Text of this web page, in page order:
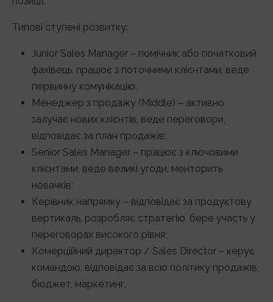
Типові ступені розвитку:
Junior Sales Manager – помічник або початковий
фахівець, працює з поточними клієнтами, веде
первинну комунікацію;
Менеджер з продажу (Middle) – активно
залучає нових клієнтів, веде переговори,
відповідає за план продажів;
Senior Sales Manager – працює з ключовими
клієнтами, веде великі угоди, менторить
новачків;
Керівник напрямку – відповідає за продуктову
вертикаль, розробляє стратегію, бере участь у
переговорах високого рівня;
Комерційний директор / Sales Director – керує
командою, відповідає за всю політику продажів,
бюджет, маркетинг.